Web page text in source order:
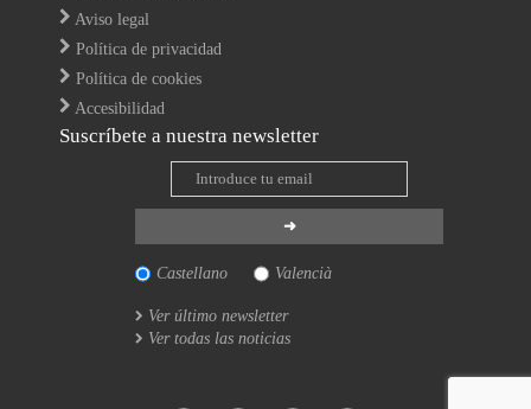
Aviso legal
Política de privacidad
Política de cookies
Accesibilidad
Suscríbete a nuestra newsletter
Castellano Valencià
Ver último newsletter
Ver todas las noticias